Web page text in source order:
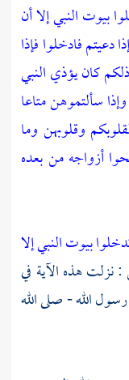
بيوت النبي إلا أن
دعيتم فادخلوا فإذا
كان يؤذي النبي
سألتموهن متاعا
وقلوبهن وما
أزواجه من بعده
بيوت النبي إلا
: نزلت هذه الآية في
الله - صلى الله